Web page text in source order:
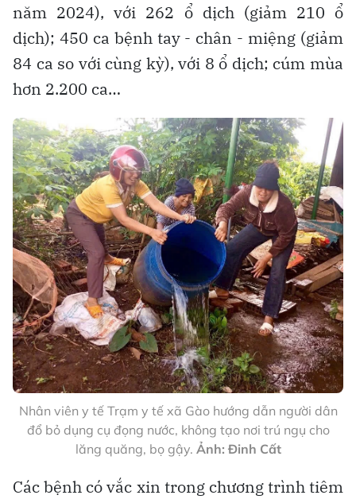
năm 2024), với 262 ổ dịch (giảm 210 ổ
dịch); 450 ca bệnh tay - chân - miệng (giảm
84 ca so với cùng kỳ), với 8 ổ dịch; cúm mùa
hơn 2.200 ca…
Nhân viên y tế Trạm y tế xã Gào hướng dẫn người dân
đổ bỏ dụng cụ đọng nước, không tạo nơi trú ngụ cho
lăng quăng, bọ gậy. Ảnh: Đinh Cất
Các bệnh có vắc xin trong chương trình tiêm